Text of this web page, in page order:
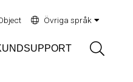
Övriga språk